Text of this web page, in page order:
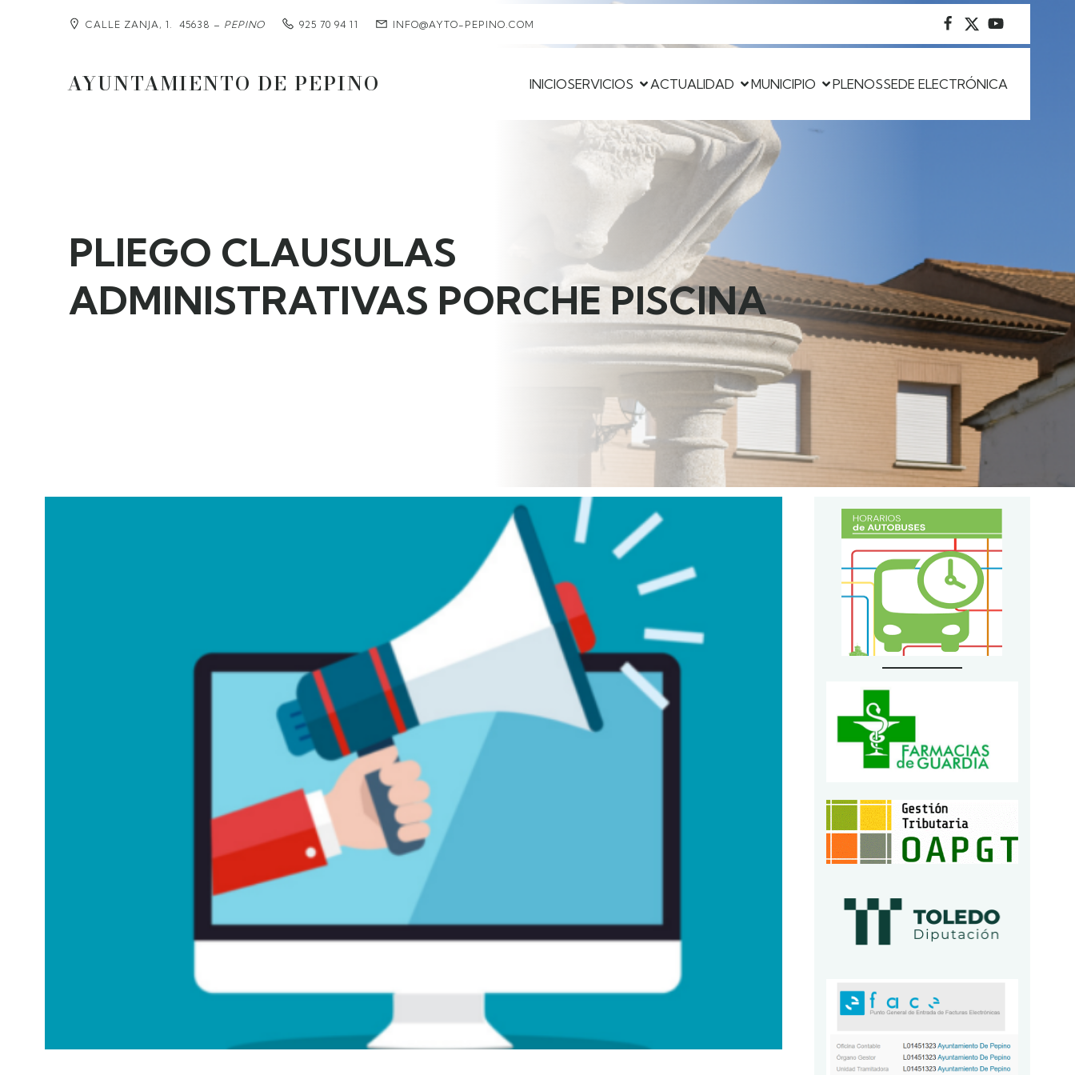
CALLE ZANJA, 1. 45638 – PEPINO 925 70 94 11 INFO@AYTO-PEPINO.COM
AYUNTAMIENTO DE PEPINO INICIOSERVICIOS ACTUALIDAD MUNICIPIO PLENOSSEDE ELECTRÓNICA
PLIEGO CLAUSULAS
ADMINISTRATIVAS PORCHE PISCINA